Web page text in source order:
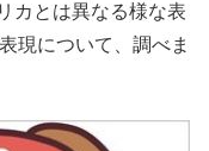
カとは異なる様な表
現について、調べま